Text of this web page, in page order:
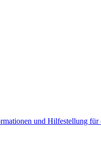
und Hilfestellung für